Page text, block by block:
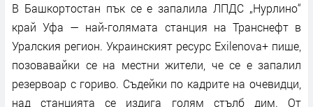
В Башкортостан пък се е запалила ЛПДС „Нурлино“
край Уфа — най-голямата станция на Транснефт в
Уралския регион. Украинският ресурс Exilenova+ пише,
позовавайки се на местни жители, че се е запалил
резервоар с гориво. Съдейки по кадрите на очевидци,
над станцията се издига голям стълб дим. От